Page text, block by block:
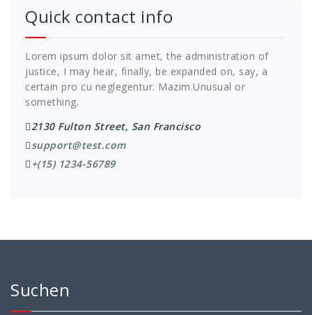
Quick contact info
Lorem ipsum dolor sit amet, the administration of
justice, I may hear, finally, be expanded on, say, a
certain pro cu neglegentur. Mazim.Unusual or
something.
2130 Fulton Street, San Francisco
support@test.com
+(15) 1234-56789
Suchen